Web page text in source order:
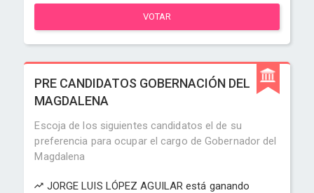
VOTAR
PRE CANDIDATOS GOBERNACIÓN DEL
MAGDALENA
Escoja de los siguientes candidatos el de su
preferencia para ocupar el cargo de Gobernador del
Magdalena
JORGE LUIS LÓPEZ AGUILAR está ganando